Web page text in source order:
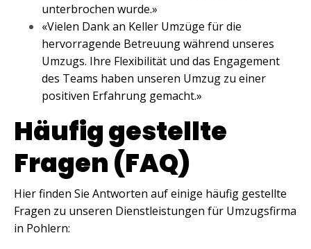
unterbrochen wurde.»
«Vielen Dank an Keller Umzüge für die
hervorragende Betreuung während unseres
Umzugs. Ihre Flexibilität und das Engagement
des Teams haben unseren Umzug zu einer
positiven Erfahrung gemacht.»
Häufig gestellte
Fragen (FAQ)
Hier finden Sie Antworten auf einige häufig gestellte
Fragen zu unseren Dienstleistungen für Umzugsfirma
in Pohlern: